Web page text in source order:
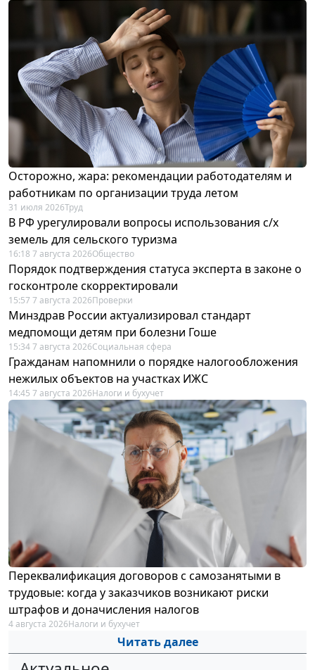
Осторожно, жара: рекомендации работодателям и
работникам по организации труда летом
31 июля 2026Труд
В РФ урегулировали вопросы использования с/х
земель для сельского туризма
16:18 7 августа 2026Общество
Порядок подтверждения статуса эксперта в законе о
госконтроле скорректировали
15:57 7 августа 2026Проверки
Минздрав России актуализировал стандарт
медпомощи детям при болезни Гоше
15:34 7 августа 2026Социальная сфера
Гражданам напомнили о порядке налогообложения
нежилых объектов на участках ИЖС
14:45 7 августа 2026Налоги и бухучет
Переквалификация договоров с самозанятыми в
трудовые: когда у заказчиков возникают риски
штрафов и доначисления налогов
4 августа 2026Налоги и бухучет
Читать далее